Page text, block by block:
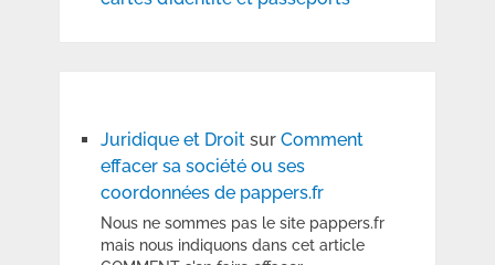
Juridique et Droitsur Comment
effacer sa société ou ses
coordonnées de pappers.fr
Nous ne sommes pas le site pappers.fr
mais nous indiquons dans cet article